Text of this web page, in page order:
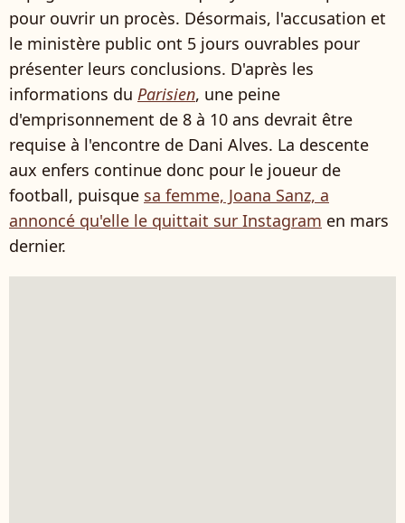
pour ouvrir un procès. Désormais, l'accusation et
le ministère public ont 5 jours ouvrables pour
présenter leurs conclusions. D'après les
informations du Parisien, une peine
d'emprisonnement de 8 à 10 ans devrait être
requise à l'encontre de Dani Alves. La descente
aux enfers continue donc pour le joueur de
football, puisque sa femme, Joana Sanz, a
annoncé qu'elle le quittait sur Instagram en mars
dernier.